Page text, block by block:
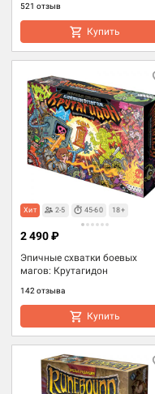
521 отзыв
Купить
Хит 2-5 45-60 18+
Эпичные схватки боевых
магов: Крутагидон
142 отзыва
2 490 ₽
Купить